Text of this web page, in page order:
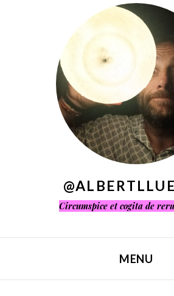
Circumspice et cogita de
MENU